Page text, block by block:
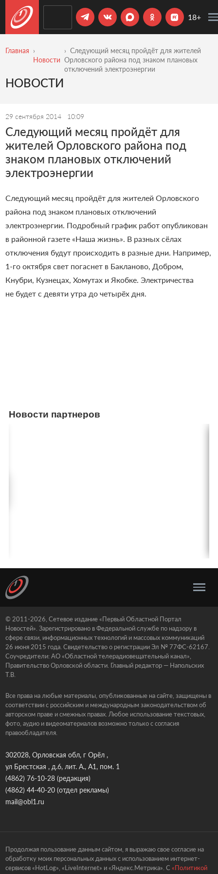
18+
Главная
Новости
​Следующий месяц пройдёт для жителей
Орловского района под знаком плановых
отключений электроэнергии
НОВОСТИ
29 сентября 2014 10:09
​Следующий месяц пройдёт для
жителей Орловского района под
знаком плановых отключений
электроэнергии
Следующий месяц пройдёт для жителей Орловского
района под знаком плановых отключений
электроэнергии. Подробный график работ опубликован
в районной газете «Наша жизнь». В разных сёлах
отключения будут происходить в разные дни. Например,
1-го октября свет погаснет в Бакланово, Добром,
Кнубри, Кузнецах, Хомутах и Якобке. Электричества
не будет с девяти утра до четырёх дня.
Новости партнеров
© 2011-2026, Сетевое издание «Первый Областной Портал
Новостей». Зарегистрировано в Федеральной службе по надзору в
сфере связи, информационных технологий и массовых коммуникаций
26 июня 2015 года. Свидетельство о регистрации Эл № 77ФС-62167.
Соучредители: АО «Областной телерадиовещательный канал»,
Правительство Орловской области. Главный редактор — Напольских
Т.В.
Все права на любые материалы, опубликованные на сайте, защищены в
соответствии с российским и международным законодательством об
авторском праве и смежных правах. Любое использование текстовых,
фото, аудио и видеоматериалов возможно только с согласия
правообладателя.
302028, Орловская обл, г Орёл ,
ул Брестская , д.6, лит. А., А1, пом. 1
(4862) 76-10-28(редакция)
(4862) 44-40-20(отдел рекламы)
mail@obl1.ru
Продолжая пользование данным сайтом, я выражаю свое согласие на
обработку моих персональных данных с использованием интернет-
сервисов «HotLog», «LiveInternet» и «Яндекс.Метрика». С «Политикой